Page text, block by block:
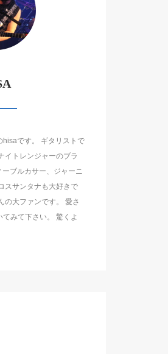
hisaです。 ギタリストで
イトレンジャーのブラ
ーブルカサー、ジャーニ
スサンタナも大好きで
の大ファンです。 愛さ
みて下さい。 驚くよ